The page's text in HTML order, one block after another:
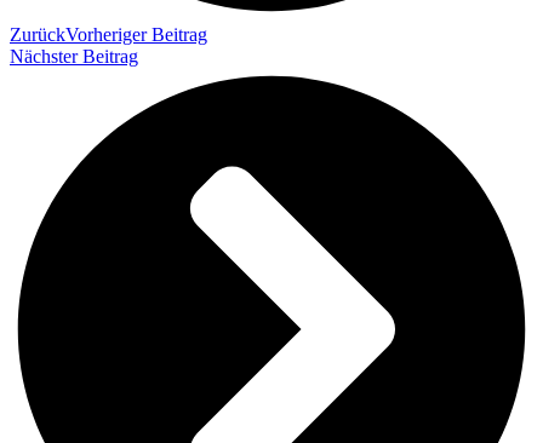
ZurückVorheriger Beitrag
Nächster Beitrag